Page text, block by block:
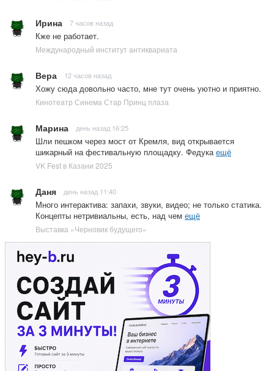
Ирина 7 часов назад
Кже не работает.
Международный институт антиквариата
Вера 12 часов назад
Хожу сюда довольно часто, мне тут очень уютно и приятно.
Кинотеатр Синема Стар Принц плаза
Марина день назад 16:25
Шли пешком через мост от Кремля, вид открывается
шикарный на фестивальную площадку. Федука ещё
VK Fest в Казани 2025
Даня день назад 11:40
Много интерактива: запахи, звуки, видео; не только статика.
Концепты нетривиальны, есть, над чем ещё
Выставка «Черновик будущего»